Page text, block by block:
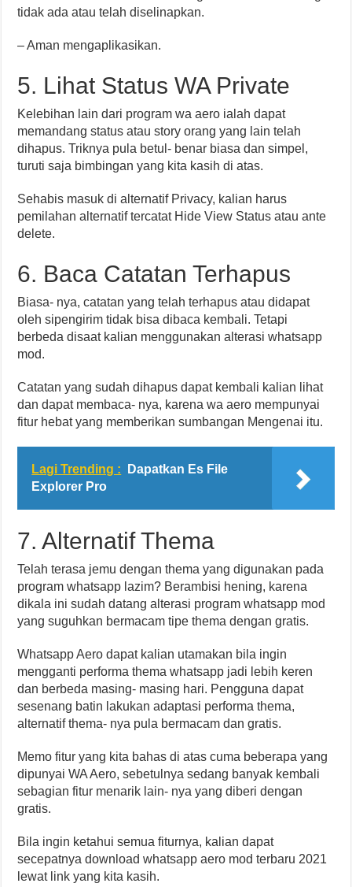
tidak ada atau telah diselinapkan.
– Aman mengaplikasikan.
5. Lihat Status WA Private
Kelebihan lain dari program wa aero ialah dapat
memandang status atau story orang yang lain telah
dihapus. Triknya pula betul- benar biasa dan simpel,
turuti saja bimbingan yang kita kasih di atas.
Sehabis masuk di alternatif Privacy, kalian harus
pemilahan alternatif tercatat Hide View Status atau ante
delete.
6. Baca Catatan Terhapus
Biasa- nya, catatan yang telah terhapus atau didapat
oleh sipengirim tidak bisa dibaca kembali. Tetapi
berbeda disaat kalian menggunakan alterasi whatsapp
mod.
Catatan yang sudah dihapus dapat kembali kalian lihat
dan dapat membaca- nya, karena wa aero mempunyai
fitur hebat yang memberikan sumbangan Mengenai itu.
Lagi Trending :
Dapatkan Es File
Explorer Pro
7. Alternatif Thema
Telah terasa jemu dengan thema yang digunakan pada
program whatsapp lazim? Berambisi hening, karena
dikala ini sudah datang alterasi program whatsapp mod
yang suguhkan bermacam tipe thema dengan gratis.
Whatsapp Aero dapat kalian utamakan bila ingin
mengganti performa thema whatsapp jadi lebih keren
dan berbeda masing- masing hari. Pengguna dapat
sesenang batin lakukan adaptasi performa thema,
alternatif thema- nya pula bermacam dan gratis.
Memo fitur yang kita bahas di atas cuma beberapa yang
dipunyai WA Aero, sebetulnya sedang banyak kembali
sebagian fitur menarik lain- nya yang diberi dengan
gratis.
Bila ingin ketahui semua fiturnya, kalian dapat
secepatnya download whatsapp aero mod terbaru 2021
lewat link yang kita kasih.